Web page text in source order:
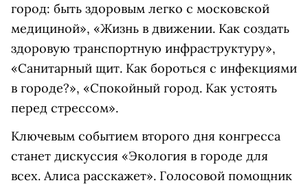
город: быть здоровым легко с московской
медициной», «Жизнь в движении. Как создать
здоровую транспортную инфраструктуру»,
«Санитарный щит. Как бороться с инфекциями
в городе?», «Спокойный город. Как устоять
перед стрессом».
Ключевым событием второго дня конгресса
станет дискуссия «Экология в городе для
всех. Алиса расскажет». Голосовой помощник